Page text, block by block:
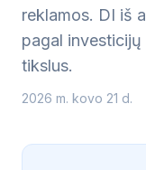
reklamos. DI iš
pagal
tikslus.
2026 m. kovo 21 d.